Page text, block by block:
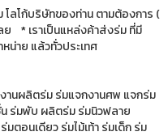
ลโก้บริษัทของท่าน ตามต้องการ (
ย * เราเป็นแหล่งค้าส่งร่ม ที่มี
น่าย แล้วทั่วประเทศ
นผลิตร่ม ร่มแจกงานศพ แจกร่ม
ร่มพับ ผลิตร่ม ร่มนิวฟลาย
ตอนเดียว ร่มไม้เท้า ร่มเด็ก ร่ม